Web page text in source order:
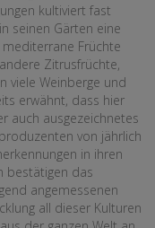
kultiviert fast
seinen Gärten eine
Früchte
Zitrusfrüchte,
viele Weinberge und
erwähnt, dass hier
auch ausgezeichnetes
von jährlich
in ihren
bestätigen das
angemessenen
all dieser Kulturen